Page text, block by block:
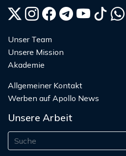
Unser Team
Unsere Mission
Akademie
Allgemeiner Kontakt
Werben auf Apollo News
Unsere Arbeit